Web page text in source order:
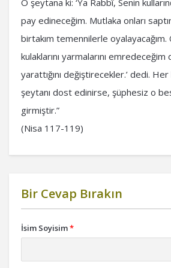
O şeytana ki: ‘Ya Rabbî, Senin
pay edineceğim. Mutlaka onları
birtakım temennilerle oyalayacağım.
kulaklarını yarmalarını emredeceğim
yarattığını değiştirecekler.’ dedi. Her
şeytanı dost edinirse, şüphesiz o
girmiştir.”
(Nisa 117-119)
Bir Cevap Bırakın
İsim Soyisim*